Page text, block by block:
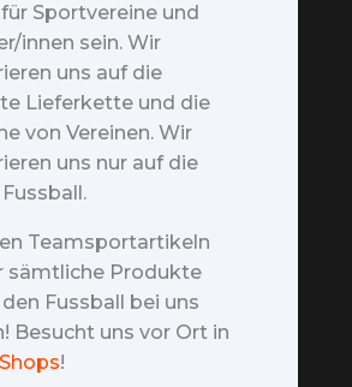
Sportvereine und
innen sein. Wir
uns auf die
Lieferkette und die
von Vereinen. Wir
uns nur auf die
Teamsportartikeln
sämtliche Produkte
Fussball bei uns
Besucht uns vor Ort in
Shops!